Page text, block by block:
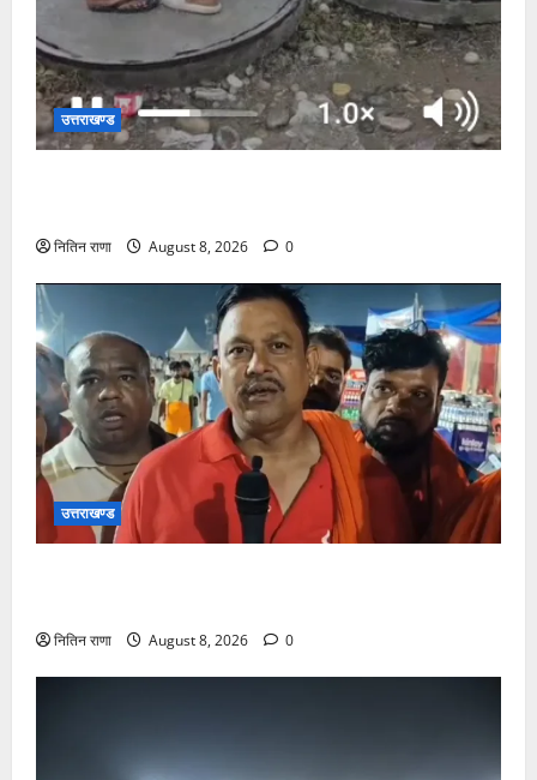
उत्तराखण्ड
नितिन राणा August 8, 2026 0
उत्तराखण्ड
नितिन राणा August 8, 2026 0